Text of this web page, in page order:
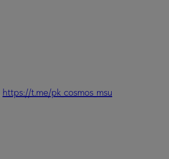
https://t.me/pk_cosmos_msu